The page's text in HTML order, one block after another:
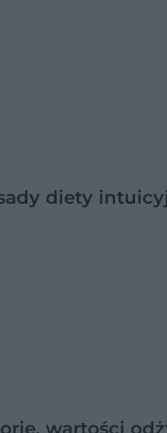
diety
wartości